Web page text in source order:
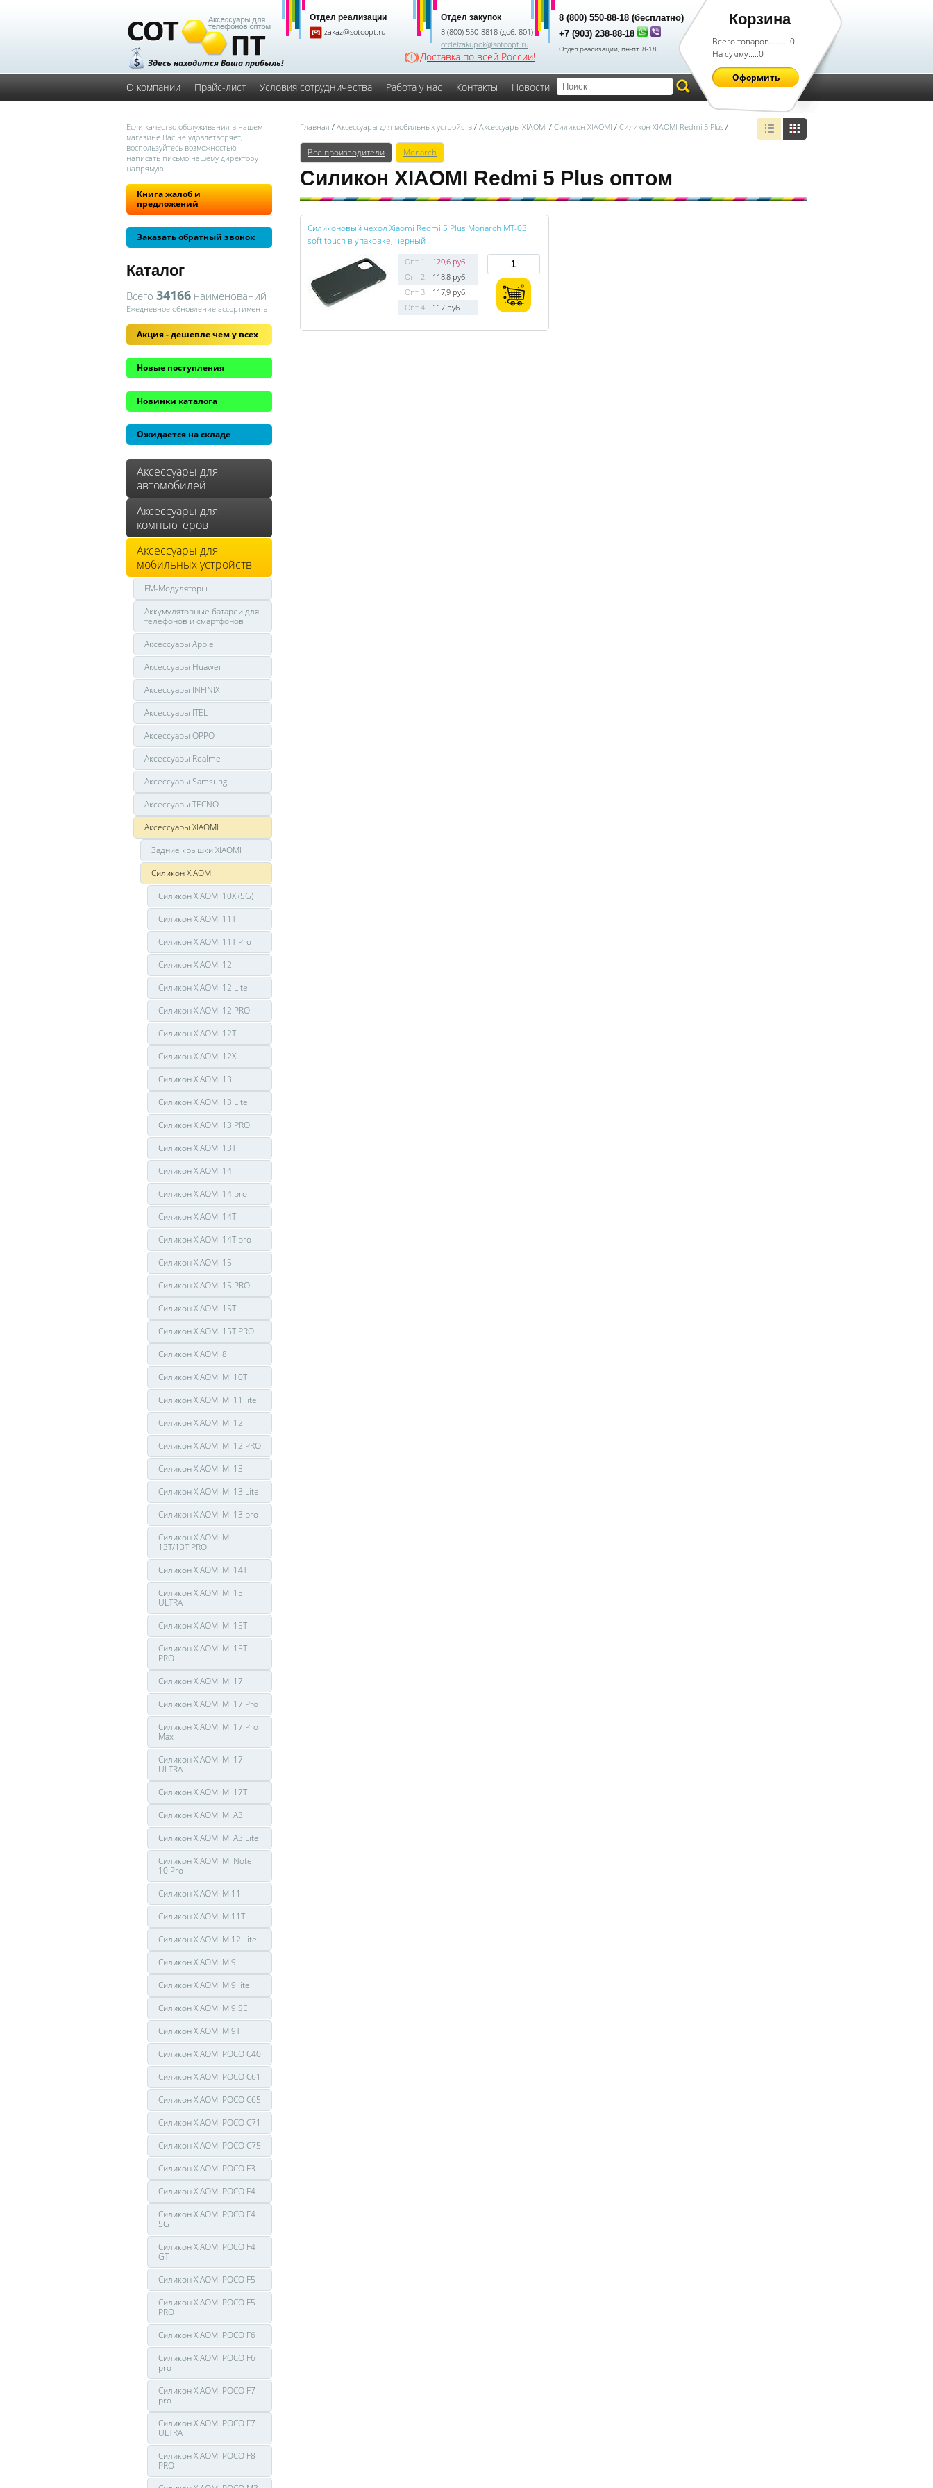
Здесь находится Ваша прибыль!
Отдел реализации
zakaz@sotoopt.ru
Отдел закупок
8 (800) 550-8818 (доб. 801)
otdelzakupok@sotoopt.ru
Доставка по всей России!
8 (800) 550-88-18 (бесплатно)
+7 (903) 238-88-18
Отдел реализации, пн-пт, 8-18
Корзина
Всего товаров..........0
На сумму.....0
Оформить
О компании Прайс-лист Условия сотрудничества Работа у нас Контакты Новости
Если качество обслуживания в нашем
магазине Вас не удовлетворяет,
воспользуйтесь возможностью
написать письмо нашему директору
напрямую.
Книга жалоб и
предложений
Заказать обратный звонок
Каталог
Всего 34166 наименований
Ежедневное обновление ассортимента!
Акция - дешевле чем у всех
Новые поступления
Новинки каталога
Ожидается на складе
Аксессуары для
автомобилей
Аксессуары для
компьютеров
Аксессуары для
мобильных устройств
FM-Модуляторы
Аккумуляторные батареи для
телефонов и смартфонов
Аксессуары Apple
Аксессуары Huawei
Аксессуары INFINIX
Аксессуары ITEL
Аксессуары OPPO
Аксессуары Realme
Аксессуары Samsung
Аксессуары TECNO
Аксессуары XIAOMI
Задние крышки XIAOMI
Силикон XIAOMI
Силикон XIAOMI 10X (5G)
Силикон XIAOMI 11T
Силикон XIAOMI 11T Pro
Силикон XIAOMI 12
Силикон XIAOMI 12 Lite
Силикон XIAOMI 12 PRO
Силикон XIAOMI 12T
Силикон XIAOMI 12X
Силикон XIAOMI 13
Силикон XIAOMI 13 Lite
Силикон XIAOMI 13 PRO
Силикон XIAOMI 13T
Силикон XIAOMI 14
Силикон XIAOMI 14 pro
Силикон XIAOMI 14T
Силикон XIAOMI 14T pro
Силикон XIAOMI 15
Силикон XIAOMI 15 PRO
Силикон XIAOMI 15T
Силикон XIAOMI 15T PRO
Силикон XIAOMI 8
Силикон XIAOMI MI 10T
Силикон XIAOMI MI 11 lite
Силикон XIAOMI MI 12
Силикон XIAOMI MI 12 PRO
Силикон XIAOMI MI 13
Силикон XIAOMI MI 13 Lite
Силикон XIAOMI MI 13 pro
Силикон XIAOMI MI
13T/13T PRO
Силикон XIAOMI MI 14T
Силикон XIAOMI MI 15
ULTRA
Силикон XIAOMI MI 15T
Силикон XIAOMI MI 15T
PRO
Силикон XIAOMI MI 17
Силикон XIAOMI MI 17 Pro
Силикон XIAOMI MI 17 Pro
Max
Силикон XIAOMI MI 17
ULTRA
Силикон XIAOMI MI 17T
Силикон XIAOMI Mi A3
Силикон XIAOMI Mi A3 Lite
Силикон XIAOMI Mi Note
10 Pro
Силикон XIAOMI Mi11
Силикон XIAOMI Mi11T
Силикон XIAOMI Mi12 Lite
Силикон XIAOMI Mi9
Силикон XIAOMI Mi9 lite
Силикон XIAOMI Mi9 SE
Силикон XIAOMI Mi9T
Силикон XIAOMI POCO C40
Силикон XIAOMI POCO C61
Силикон XIAOMI POCO C65
Силикон XIAOMI POCO C71
Силикон XIAOMI POCO C75
Силикон XIAOMI POCO F3
Силикон XIAOMI POCO F4
Силикон XIAOMI POCO F4
5G
Силикон XIAOMI POCO F4
GT
Силикон XIAOMI POCO F5
Силикон XIAOMI POCO F5
PRO
Силикон XIAOMI POCO F6
Силикон XIAOMI POCO F6
pro
Силикон XIAOMI POCO F7
pro
Силикон XIAOMI POCO F7
ULTRA
Силикон XIAOMI POCO F8
PRO
Главная / Аксессуары для мобильных устройств / Аксессуары XIAOMI / Силикон XIAOMI / Силикон XIAOMI Redmi 5 Plus /
Все производители Monarch
Силикон XIAOMI Redmi 5 Plus оптом
Силиконовый чехол Xiaomi Redmi 5 Plus Monarch MT-03
soft touch в упаковке, черный
Опт 1:
120,6 руб.
Опт 2:
118,8 руб.
Опт 3:
117,9 руб.
Опт 4:
117 руб.